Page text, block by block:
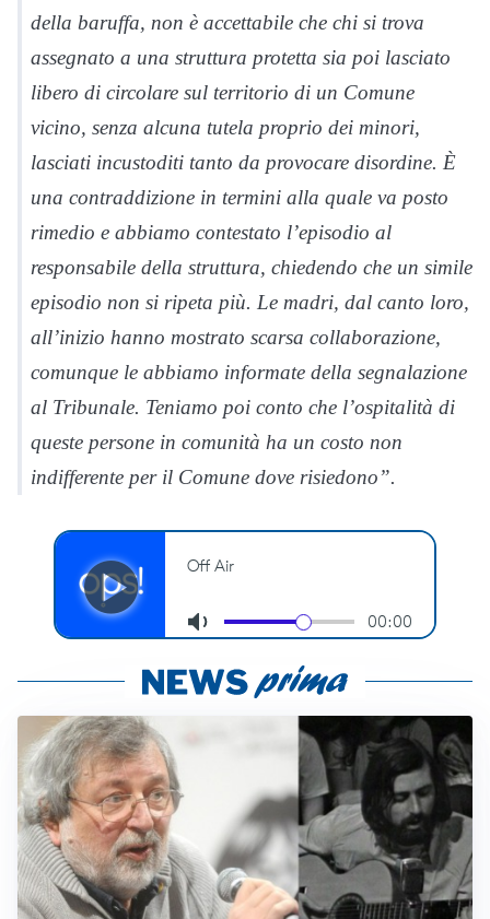
della baruffa, non è accettabile che chi si trova
assegnato a una struttura protetta sia poi lasciato
libero di circolare sul territorio di un Comune
vicino, senza alcuna tutela proprio dei minori,
lasciati incustoditi tanto da provocare disordine. È
una contraddizione in termini alla quale va posto
rimedio e abbiamo contestato l’episodio al
responsabile della struttura, chiedendo che un simile
episodio non si ripeta più. Le madri, dal canto loro,
all’inizio hanno mostrato scarsa collaborazione,
comunque le abbiamo informate della segnalazione
al Tribunale. Teniamo poi conto che l’ospitalità di
queste persone in comunità ha un costo non
indifferente per il Comune dove risiedono”.